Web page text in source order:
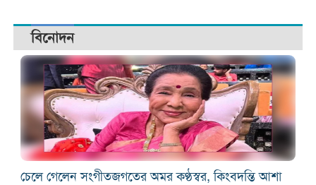
বিনোদন
চেলে গেলেন সংগীতজগতের অমর কণ্ঠস্বর, কিংবদন্তি আশা